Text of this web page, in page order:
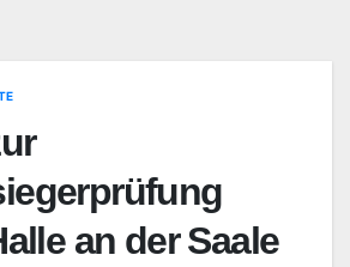
an der Saale